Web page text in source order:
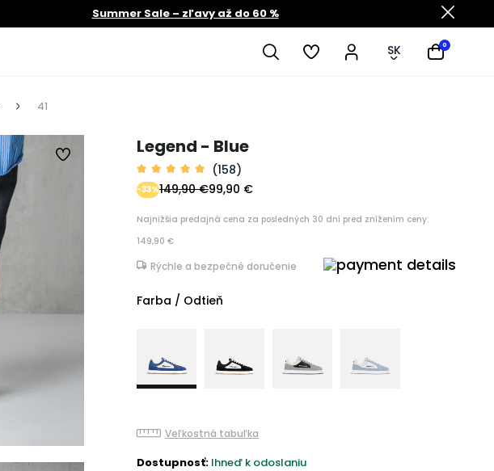
Summer Sale – zľavy až do 60 %
SK 0
41
Legend - Blue
(158)
99,90 €
-33%149,90 €
Najnižšia predajná cena za posledných 30 dní pred znížením ceny:
149,90 €
Rýchle a bezpečné doručenie
Farba / Odtieň
Veľkostná tabuľka
Dostupnosť: Ihneď k odoslaniu